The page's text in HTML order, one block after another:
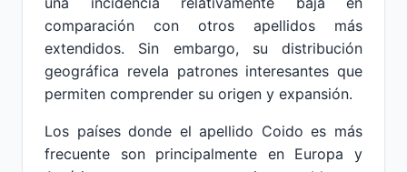
comparación con otros apellidos más
extendidos. Sin embargo, su distribución
geográfica revela patrones interesantes que
permiten comprender su origen y expansión.
Los países donde el apellido Coido es más
frecuente son principalmente en Europa y